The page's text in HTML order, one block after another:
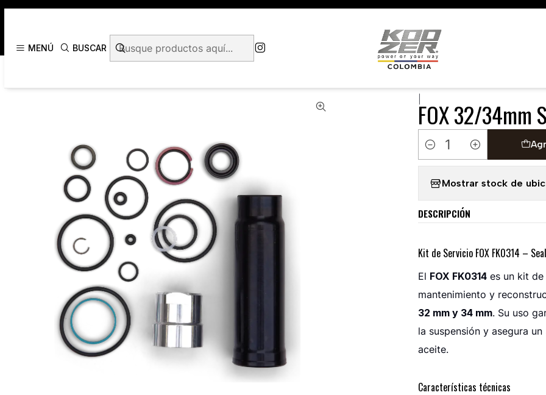
MENÚ BUSCAR
Inicio FOX RESPUESTOS-SUSPENSIONES FOX 32/34mm SEAL KIT
FOX 32/34mm
Cantidad
Mostrar stock de
DESCRIPCIÓN
Kit de Servicio FOX FK0314 –
El FOX FK0314es un kit de
mantenimiento y
32 mm y 34 mm. Su uso
la suspensión y asegura
aceite.
Características técnicas